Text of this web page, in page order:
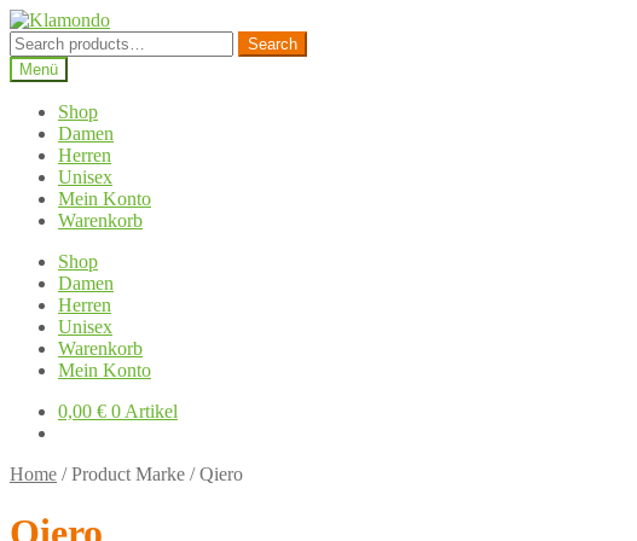
Zur
Navigation
springen
Zum
Inhalt
springen
Search
for:
Search
Menü
Shop
Damen
Herren
Unisex
Mein Konto
Warenkorb
Shop
Damen
Herren
Unisex
Warenkorb
Mein Konto
0,00 € 0 Artikel
Home /Product Marke /Qiero